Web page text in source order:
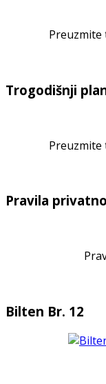
Preuzmite
Trogodišnji
Preuzmite
Pravila
Bilten Br. 12